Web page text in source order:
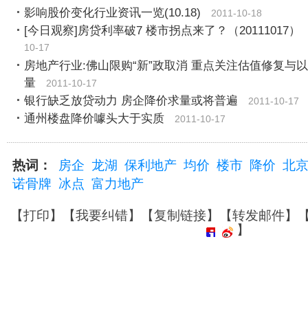
影响股价变化行业资讯一览(10.18)
2011-10-18
[今日观察]房贷利率破7 楼市拐点来了？（20111017）
10-17
房地产行业:佛山限购“新”政取消 重点关注估值修复与
量
2011-10-17
银行缺乏放贷动力 房企降价求量或将普遍 2011-10-17
通州楼盘降价噱头大于实质 2011-10-17
热词： 房企 龙湖 保利地产 均价 楼市 降价 北
诺骨牌 冰点 富力地产
【打印】【我要纠错】【复制链接】【转发邮件】
】